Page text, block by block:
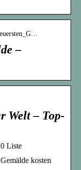
–
Welt – Top-
Liste
kosten